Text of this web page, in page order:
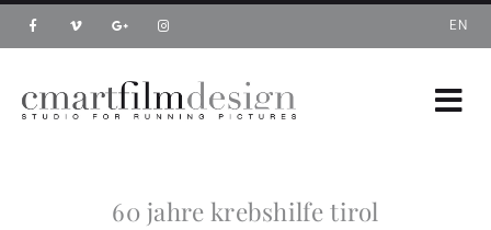
EN
60 jahre krebshilfe tirol